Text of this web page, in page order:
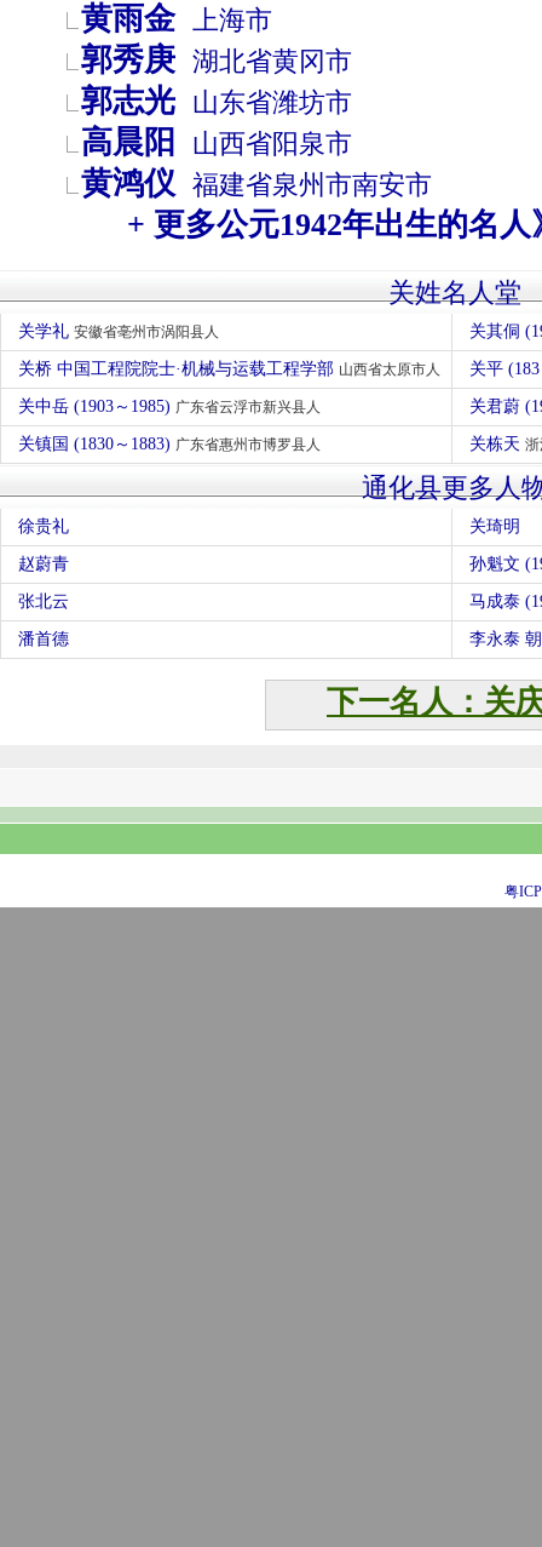
黄雨金 上海市
郭秀庚 湖北省黄冈市
郭志光 山东省潍坊市
高晨阳 山西省阳泉市
黄鸿仪 福建省泉州市南安市
+ 更多公元1942年出生的名人
关姓名人堂
关学礼 安徽省亳州市涡阳县人 关其侗
关桥 中国工程院院士·机械与运载工程学部 山西省太原市人 关平
关中岳 (1903～1985) 广东省云浮市新兴县人 关君蔚
关镇国 (1830～1883) 广东省惠州市博罗县人 关栋天
通化县更多人
徐贵礼 关琦明
赵蔚青 孙魁文
张北云 马成泰
潘首德 李永泰
下一名人：关
粤